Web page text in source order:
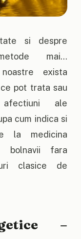
si despre
mai…
exista
pot trata sau
ale
cum indica si
la medicina
bolnavii fara
clasice de
–